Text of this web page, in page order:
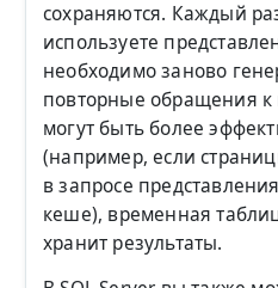
сохраняются. Каждый
используете
необходимо заново
повторные обращения к
могут быть более
(например, если
в запросе
кеше), временная
хранит результаты.